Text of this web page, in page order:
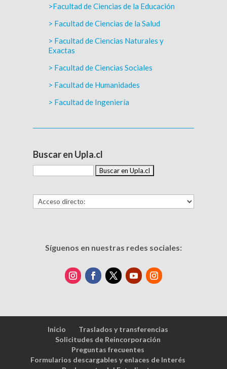
>Facultad de Ciencias de la Educación
> Facultad de Ciencias de la Salud
> Facultad de Ciencias Naturales y
Exactas
> Facultad de Ciencias Sociales
> Facultad de Humanidades
> Facultad de Ingeniería
Buscar en Upla.cl
Síguenos en nuestras redes sociales:
Inicio
Traslados y transferencias
Solicitudes de Reincorporación
Preguntas frecuentes
Formularios descargables y enlaces de Interés